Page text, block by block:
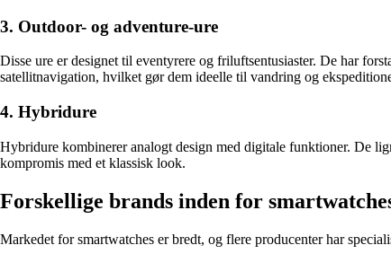
3. Outdoor- og adventure-ure
Disse ure er designet til eventyrere og friluftsentusiaster. De har
satellitnavigation, hvilket gør dem ideelle til vandring og
4. Hybridure
Hybridure kombinerer analogt design med digitale funktioner. De
kompromis med et klassisk look.
Forskellige brands inden for
Markedet for smartwatches er bredt, og flere producenter har